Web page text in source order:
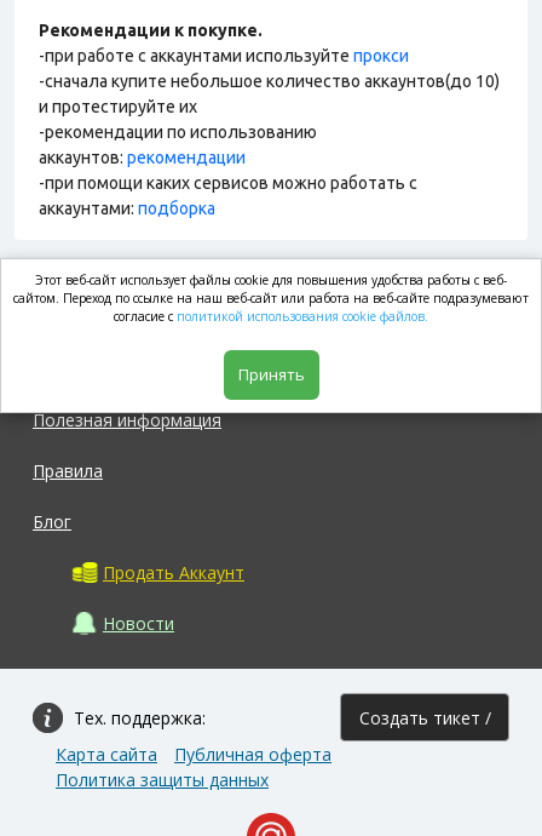
Рекомендации к покупке.
-при работе с аккаунтами используйте прокси
-сначала купите небольшое количество аккаунтов(до 10)
и протестируйте их
-рекомендации по использованию
аккаунтов: рекомендации
-при помощи каких сервисов можно работать с
аккаунтами: подборка
market.com
Полезная информация
Правила
Блог
Продать Аккаунт
Новости
Тех. поддержка: Создать тикет /
Карта сайта
Публичная оферта
Политика защиты данных
Этот веб-сайт использует файлы cookie для повышения удобства работы с веб-
сайтом. Переход по ссылке на наш веб-сайт или работа на веб-сайте подразумевают
согласие с политикой использования cookie файлов.
Принять